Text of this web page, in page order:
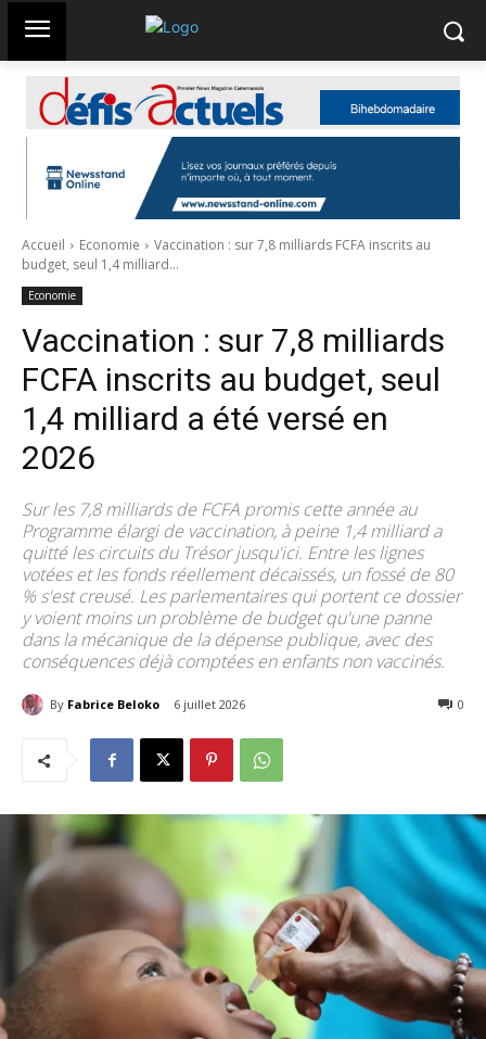
Accueil Economie
Vaccination : sur 7,8 milliards FCFA inscrits au
budget, seul 1,4 milliard...
Economie
Vaccination : sur 7,8 milliards
FCFA inscrits au budget, seul
1,4 milliard a été versé en
2026
Sur les 7,8 milliards de FCFA promis cette année au
Programme élargi de vaccination, à peine 1,4 milliard a
quitté les circuits du Trésor jusqu'ici. Entre les lignes
votées et les fonds réellement décaissés, un fossé de 80
% s'est creusé. Les parlementaires qui portent ce dossier
y voient moins un problème de budget qu'une panne
dans la mécanique de la dépense publique, avec des
conséquences déjà comptées en enfants non vaccinés.
By Fabrice Beloko 6 juillet 2026 0